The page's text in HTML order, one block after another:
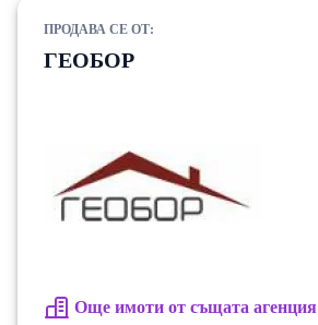
ПРОДАВА СЕ ОТ:
ГЕОБОР
Още имоти от същата агенция